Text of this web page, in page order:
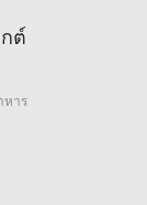
ต์
หาร